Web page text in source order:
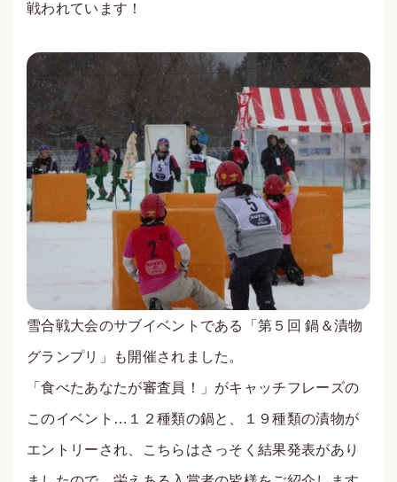
戦われています！
雪合戦大会のサブイベントである「第５回 鍋＆漬物
グランプリ」も開催されました。
「食べたあなたが審査員！」がキャッチフレーズの
このイベント…１２種類の鍋と、１９種類の漬物が
エントリーされ、こちらはさっそく結果発表があり